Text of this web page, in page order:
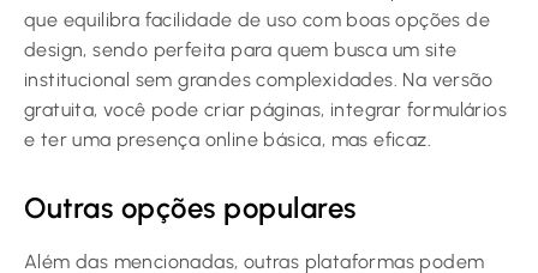
que equilibra facilidade de uso com boas opções de
design, sendo perfeita para quem busca um site
institucional sem grandes complexidades. Na versão
gratuita, você pode criar páginas, integrar formulários
e ter uma presença online básica, mas eficaz.
Outras opções populares
Além das mencionadas, outras plataformas podem